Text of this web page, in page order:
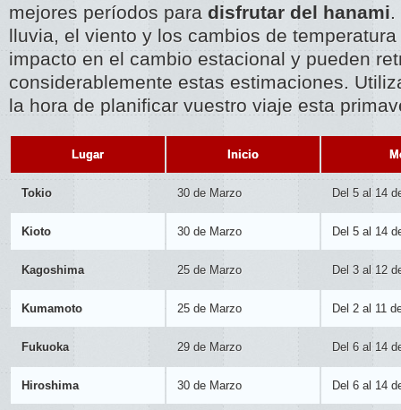
mejores períodos para disfrutar del hanami
lluvia, el viento y los cambios de
impacto en el cambio estacional y pueden
considerablemente estas estimaciones.
la hora de planificar vuestro viaje esta
Lugar Inicio
Tokio 30 de Marzo Del 5 al 14
Kioto 30 de Marzo Del 5 al 14
Kagoshima 25 de Marzo Del 3 al 12
Kumamoto 25 de Marzo Del 2 al 11
Fukuoka 29 de Marzo Del 6 al 14
Hiroshima 30 de Marzo Del 6 al 14